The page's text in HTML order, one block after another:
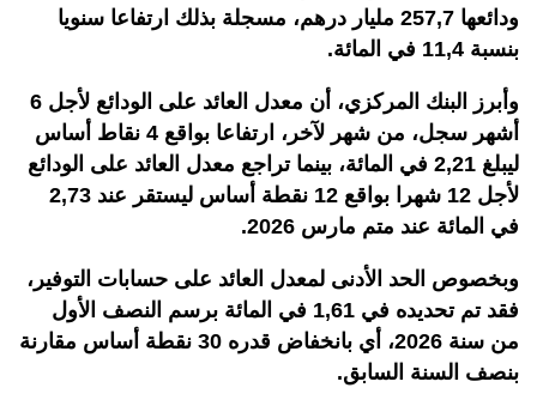
ودائعها 257,7 مليار درهم، مسجلة بذلك ارتفاعا سنويا
بنسبة 11,4 في المائة
.
وأبرز البنك المركزي، أن معدل العائد على الودائع لأجل 6
أشهر سجل، من شهر لآخر، ارتفاعا بواقع 4 نقاط أساس
ليبلغ 2,21 في المائة، بينما تراجع معدل العائد على الودائع
لأجل 12 شهرا بواقع 12 نقطة أساس ليستقر عند 2,73
في المائة عند متم مارس 2026
.
وبخصوص الحد الأدنى لمعدل العائد على حسابات التوفير،
فقد تم تحديده في 1,61 في المائة برسم النصف الأول
من سنة 2026، أي بانخفاض قدره 30 نقطة أساس مقارنة
بنصف السنة السابق.